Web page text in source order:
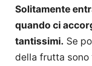
Solitamente
quando ci
tantissimi. Se
della frutta